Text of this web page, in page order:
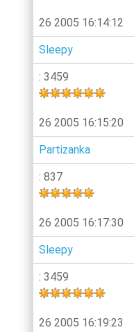
26 2005 16:14:12
Sleepy
: 3459
26 2005 16:15:20
Partizanka
: 837
26 2005 16:17:30
Sleepy
: 3459
26 2005 16:19:23